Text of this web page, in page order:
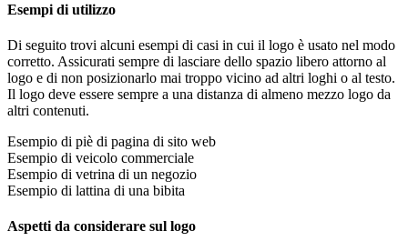
Esempi di utilizzo
Di seguito trovi alcuni esempi di casi in cui il logo è usato nel modo
corretto. Assicurati sempre di lasciare dello spazio libero attorno al
logo e di non posizionarlo mai troppo vicino ad altri loghi o al testo.
Il logo deve essere sempre a una distanza di almeno mezzo logo da
altri contenuti.
Esempio di piè di pagina di sito web
Esempio di veicolo commerciale
Esempio di vetrina di un negozio
Esempio di lattina di una bibita
Aspetti da considerare sul logo